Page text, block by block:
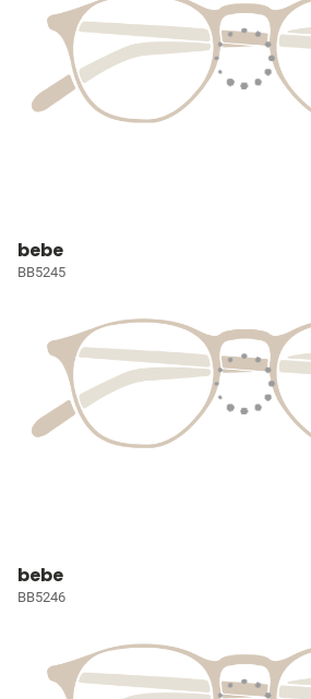
bebe
BB5245
bebe
BB5246